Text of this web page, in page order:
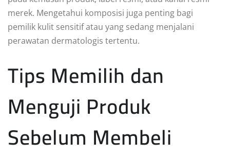
merek. Mengetahui komposisi juga penting bagi
pemilik kulit sensitif atau yang sedang menjalani
perawatan dermatologis tertentu.
Tips Memilih dan
Menguji Produk
Sebelum Membeli